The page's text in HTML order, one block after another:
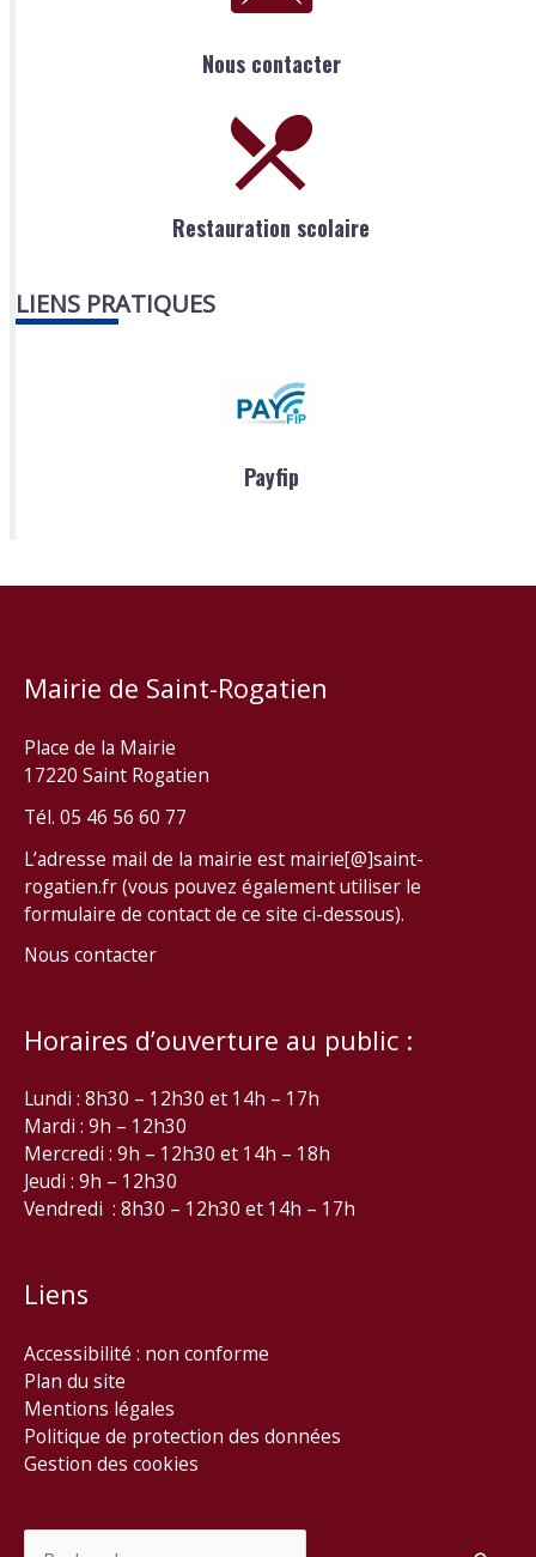
Nous contacter
Restauration scolaire
LIENS PRATIQUES
Payfip
Mairie de Saint-Rogatien
Place de la Mairie
17220 Saint Rogatien
Tél. 05 46 56 60 77
L’adresse mail de la mairie est mairie[@]saint-
rogatien.fr (vous pouvez également utiliser le
formulaire de contact de ce site ci-dessous).
Nous contacter
Horaires d’ouverture au public :
Lundi : 8h30 – 12h30 et 14h – 17h
Mardi : 9h – 12h30
Mercredi : 9h – 12h30 et 14h – 18h
Jeudi : 9h – 12h30
Vendredi : 8h30 – 12h30 et 14h – 17h
Liens
Accessibilité : non conforme
Plan du site
Mentions légales
Politique de protection des données
Gestion des cookies